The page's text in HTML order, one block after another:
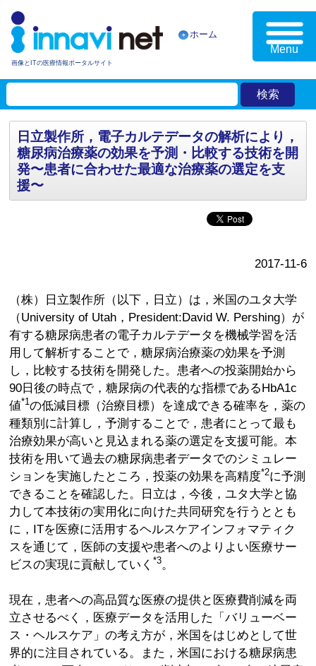
画像とITの医療情報ポータルサイト
ホーム
Menu
日立製作所，電子カルテデータの解析により，
糖尿病治療薬の効果を予測・比較する技術を開
発〜患者に合わせた最適な治療薬の選定を支
援〜
2017-11-6
（株）日立製作所（以下，日立）は，米国のユタ大学
（University of Utah，President:David W. Pershing）が
有する糖尿病患者の電子カルテデータを機械学習を活
用して解析することで，糖尿病治療薬の効果を予測
し，比較する技術を開発した。患者への投薬開始から
90日後の時点で，糖尿病の代表的な指標であるHbA1c
値*1の低減目標（治療目標）を達成できる確率を，薬の
種類別に計算し，予測することで，患者にとって最も
治療効果が高いと見込まれる薬の選定を支援可能。本
技術を用いて過去の糖尿病患者データでのシミュレー
ションを実施したところ，投薬の効果を高精度*2に予測
できることを確認した。日立は，今後，ユタ大学と協
力して本技術の実用化に向けた共同研究を行うととも
に，ITを医療に活用するヘルスケアインフォマティク
スを通じて，医師の支援や患者へのよりよい医療サー
ビスの実現に貢献していく *3。
現在，患者への高品質な医療の提供と医療費削減を両
立させるべく，医療データを活用した「バリューベー
ス・ヘルスケア」の考え方が，米国をはじめとして世
界的に注目されている。また，米国における糖尿病患